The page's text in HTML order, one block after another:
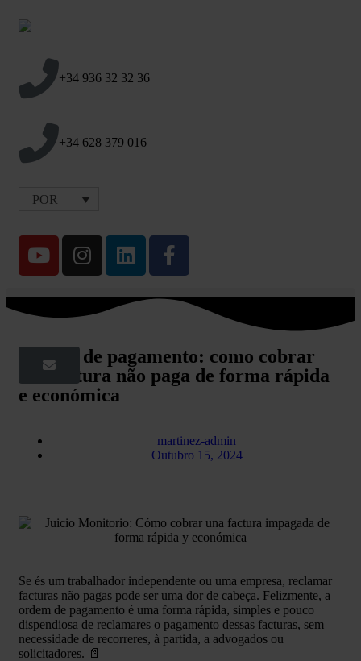
+34 936 32 32 36
+34 628 379 016
POR
Ordem de pagamento: como cobrar
uma fatura não paga de forma rápida
e económica
martinez-admin
Outubro 15, 2024
Se és um trabalhador independente ou uma empresa, reclamar
facturas não pagas pode ser uma dor de cabeça. Felizmente, a
ordem de pagamento é uma forma rápida, simples e pouco
dispendiosa de reclamares o pagamento dessas facturas, sem
necessidade de recorreres, à partida, a advogados ou
solicitadores. 📄